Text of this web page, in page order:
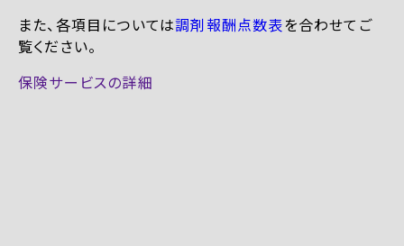
また、各項目については調剤報酬点数表を合わせてご
覧ください。
保険サービスの詳細